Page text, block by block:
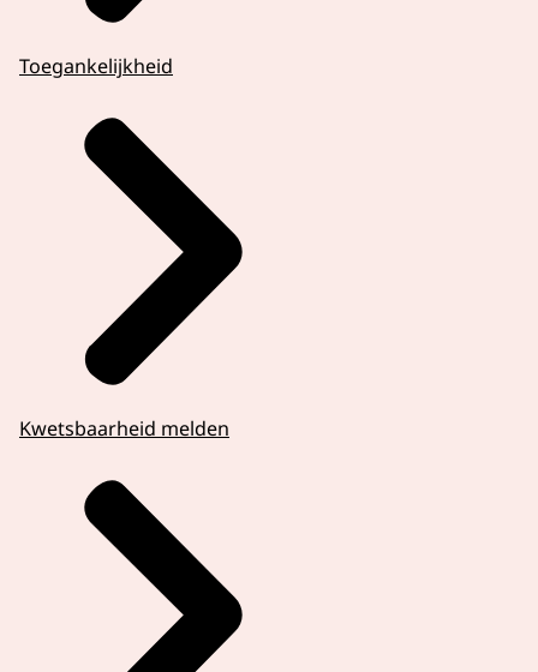
Toegankelijkheid
Kwetsbaarheid melden